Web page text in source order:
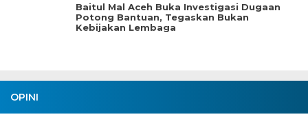
Baitul Mal Aceh Buka Investigasi Dugaan
Potong Bantuan, Tegaskan Bukan
Kebijakan Lembaga
OPINI